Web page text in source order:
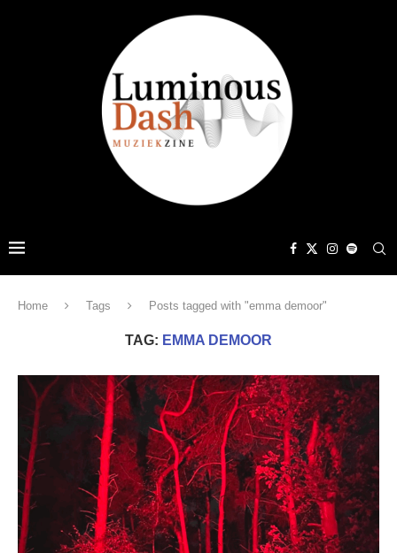
Home Tags Posts tagged with "emma demoor"
TAG: EMMA DEMOOR